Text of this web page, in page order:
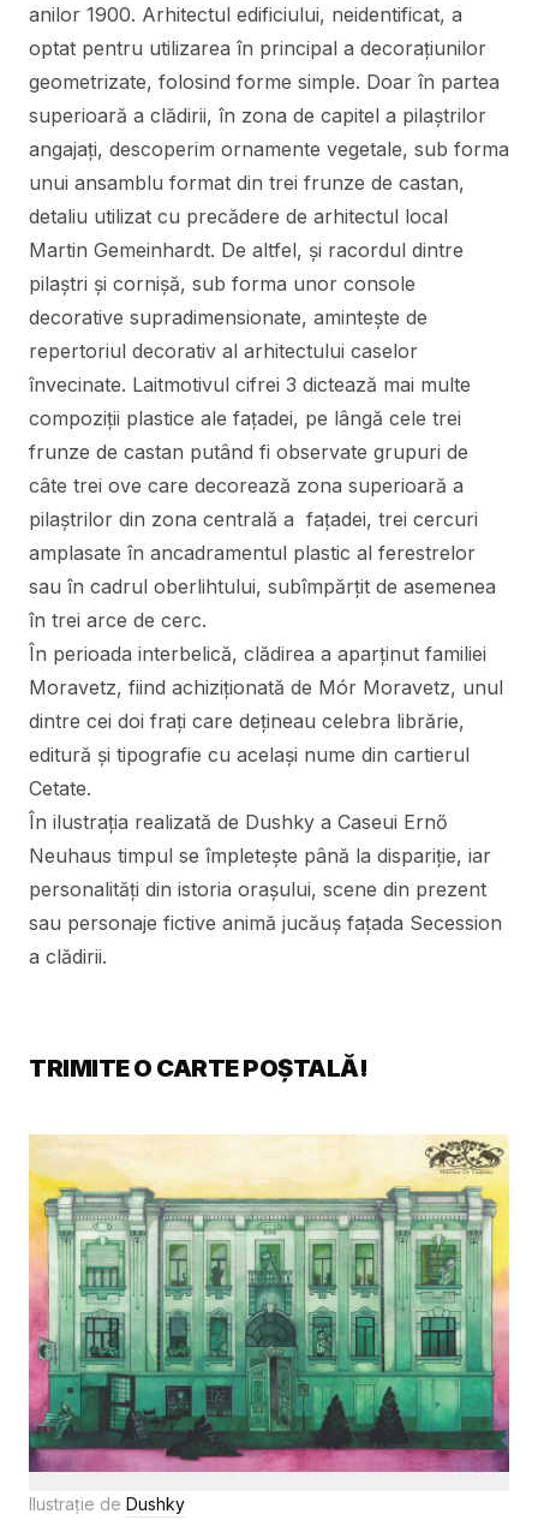
anilor 1900. Arhitectul edificiului, neidentificat, a
optat pentru utilizarea în principal a decorațiunilor
geometrizate, folosind forme simple. Doar în partea
superioară a clădirii, în zona de capitel a pilaștrilor
angajați, descoperim ornamente vegetale, sub forma
unui ansamblu format din trei frunze de castan,
detaliu utilizat cu precădere de arhitectul local
Martin Gemeinhardt. De altfel, și racordul dintre
pilaștri și cornișă, sub forma unor console
decorative supradimensionate, amintește de
repertoriul decorativ al arhitectului caselor
învecinate. Laitmotivul cifrei 3 dictează mai multe
compoziții plastice ale fațadei, pe lângă cele trei
frunze de castan putând fi observate grupuri de
câte trei ove care decorează zona superioară a
pilaștrilor din zona centrală a fațadei, trei cercuri
amplasate în ancadramentul plastic al ferestrelor
sau în cadrul oberlihtului, subîmpărțit de asemenea
în trei arce de cerc.
În perioada interbelică, clădirea a aparținut familiei
Moravetz, fiind achiziționată de Mór Moravetz, unul
dintre cei doi frați care dețineau celebra librărie,
editură și tipografie cu același nume din cartierul
Cetate.
În ilustrația realizată de Dushky a Caseui Ernő
Neuhaus timpul se împletește până la dispariție, iar
personalități din istoria orașului, scene din prezent
sau personaje fictive animă jucăuș fațada Secession
a clădirii.
TRIMITE O CARTE POȘTALĂ!
Ilustrație de Dushky